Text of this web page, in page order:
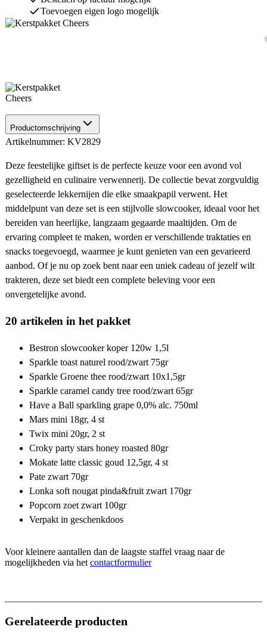
Toevoegen eigen logo mogelijk
Productomschrijving
Artikelnummer: KV2829
Deze feestelijke giftset is de perfecte keuze voor een avond vol
gezelligheid en culinaire verwennerij. De collectie bevat zorgvuldig
geselecteerde lekkernijen die elke smaakpapil verwent. Het
middelpunt van deze set is een stijlvolle slowcooker, ideaal voor het
bereiden van heerlijke, langzaam gegaarde maaltijden. Om de
ervaring compleet te maken, worden er verschillende traktaties en
snacks toegevoegd, waarmee je kunt genieten van een gevarieerd
aanbod. Of je nu op zoek bent naar een uniek cadeau of jezelf wilt
trakteren, deze set biedt een complete beleving voor een
onvergetelijke avond.
20 artikelen in het pakket
Bestron slowcooker koper 120w 1,5l
Sparkle toast naturel rood/zwart 75gr
Sparkle Groene thee rood/zwart 10x1,5gr
Sparkle caramel candy tree rood/zwart 65gr
Have a Ball sparkling grape 0,0% alc. 750ml
Mars mini 18gr, 4 st
Twix mini 20gr, 2 st
Croky party stars honey roasted 80gr
Mokate latte classic goud 12,5gr, 4 st
Pate zwart 70gr
Lonka soft nougat pinda&fruit zwart 170gr
Popcorn zoet zwart 100gr
Verpakt in geschenkdoos
Voor kleinere aantallen dan de laagste staffel vraag naar de
mogelijkheden via het contactformulier
Gerelateerde producten